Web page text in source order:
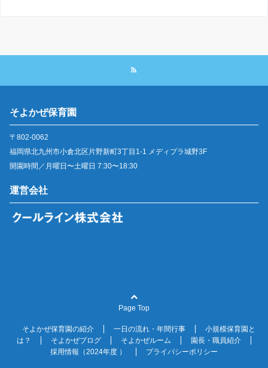
そよかぜ保育園
〒802-0062
福岡県北九州市小倉北区片野新町3丁目1-1 メディプラ城野3F
開園時間／月曜日〜土曜日 7:30〜18:30
運営会社
Page Top
そよかぜ保育園の紹介 一日の流れ・年間行事
小規模保育園と
は？
そよかぜブログ そよかぜルーム
園長・職員紹介
採用情報（2024年度 ）
プライバシーポリシー